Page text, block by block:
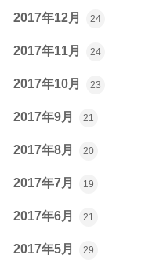
2017年12月 24
2017年11月 24
2017年10月 23
2017年9月 21
2017年8月 20
2017年7月 19
2017年6月 21
2017年5月 29